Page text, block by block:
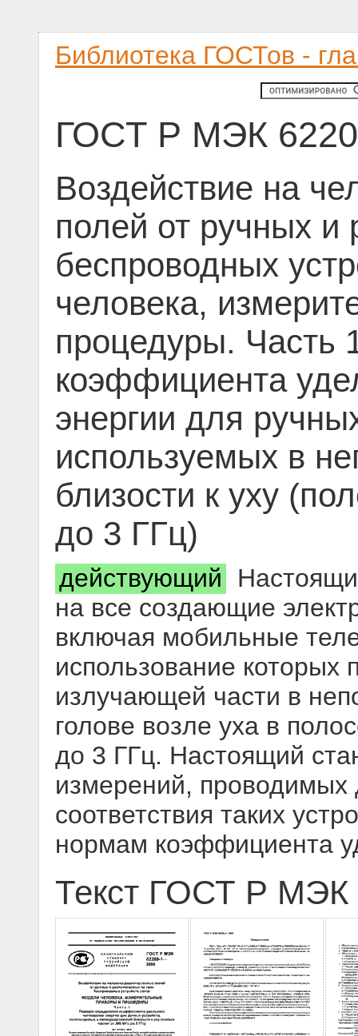
Библиотека ГОСТов -
ГОСТ Р МЭК
Воздействие на
полей от ручных и
беспроводных
человека,
процедуры. Часть
коэффициента
энергии для
используемых в
близости к уху
до 3 ГГц)
действующий
на все создающие
включая мобильные
использование которых
излучающей части в
голове возле уха в
до 3 ГГц. Настоящий
измерений, проводимых
соответствия таких
нормам коэффициента
Текст ГОСТ Р МЭК